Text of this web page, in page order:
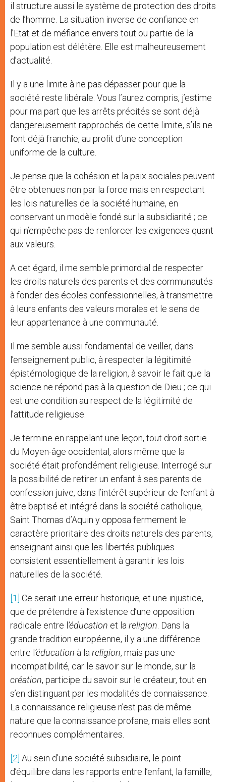
il structure aussi le système de protection des droits
de l’homme. La situation inverse de confiance en
l’Etat et de méfiance envers tout ou partie de la
population est délétère. Elle est malheureusement
d’actualité.
Il y a une limite à ne pas dépasser pour que la
société reste libérale. Vous l’aurez compris, j’estime
pour ma part que les arrêts précités se sont déjà
dangereusement rapprochés de cette limite, s’ils ne
l’ont déjà franchie, au profit d’une conception
uniforme de la culture.
Je pense que la cohésion et la paix sociales peuvent
être obtenues non par la force mais en respectant
les lois naturelles de la société humaine, en
conservant un modèle fondé sur la subsidiarité ; ce
qui n’empêche pas de renforcer les exigences quant
aux valeurs.
A cet égard, il me semble primordial de respecter
les droits naturels des parents et des communautés
à fonder des écoles confessionnelles, à transmettre
à leurs enfants des valeurs morales et le sens de
leur appartenance à une communauté.
Il me semble aussi fondamental de veiller, dans
l’enseignement public, à respecter la légitimité
épistémologique de la religion, à savoir le fait que la
science ne répond pas à la question de Dieu ; ce qui
est une condition au respect de la légitimité de
l’attitude religieuse.
Je termine en rappelant une leçon, tout droit sortie
du Moyen-âge occidental, alors même que la
société était profondément religieuse. Interrogé sur
la possibilité de retirer un enfant à ses parents de
confession juive, dans l’intérêt supérieur de l’enfant à
être baptisé et intégré dans la société catholique,
Saint Thomas d’Aquin y opposa fermement le
caractère prioritaire des droits naturels des parents,
enseignant ainsi que les libertés publiques
consistent essentiellement à garantir les lois
naturelles de la société.
[1] Ce serait une erreur historique, et une injustice,
que de prétendre à l’existence d’une opposition
radicale entre l ’éducation et la religion . Dans la
grande tradition européenne, il y a une différence
entre l ’éducation à la religion, mais pas une
incompatibilité, car le savoir sur le monde, sur la
création, participe du savoir sur le créateur, tout en
s’en distinguant par les modalités de connaissance.
La connaissance religieuse n’est pas de même
nature que la connaissance profane, mais elles sont
reconnues complémentaires.
[2] Au sein d’une société subsidiaire, le point
d’équilibre dans les rapports entre l’enfant, la famille,